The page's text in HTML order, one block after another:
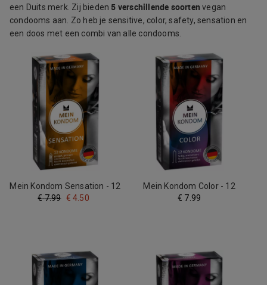
een Duits merk. Zij bieden 5 verschillende soorten vegan
condooms aan. Zo heb je sensitive, color, safety, sensation en
een doos met een combi van alle condooms.
Mein Kondom Sensation - 12
Condooms
€ 7.99 € 4.50
Mein Kondom Color - 12
Condooms
€ 7.99